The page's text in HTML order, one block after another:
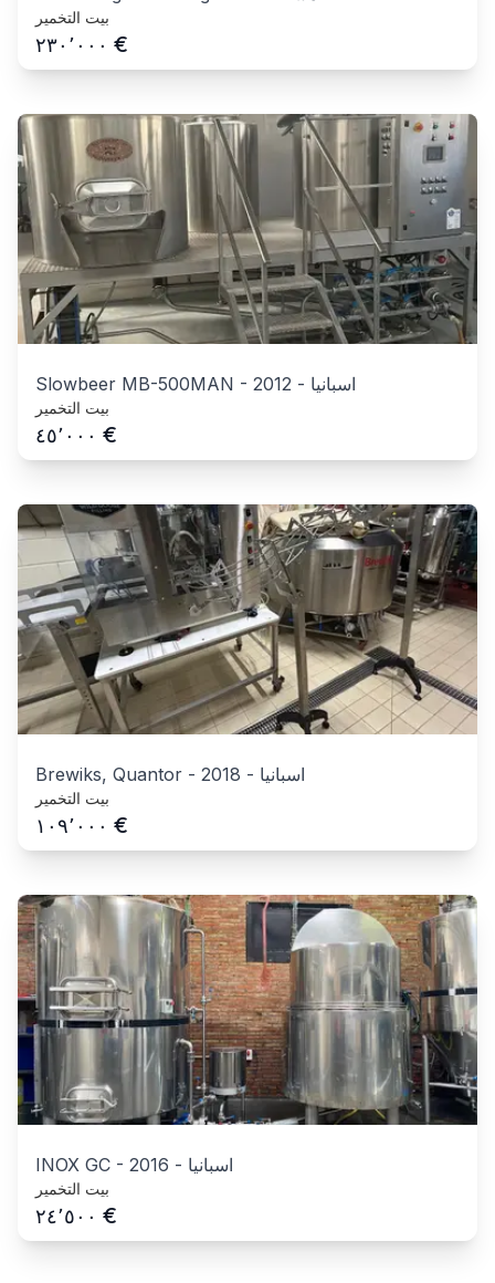
بيت التخمير
٢٣٠٬٠٠٠ €
Slowbeer MB-500MAN - 2012 - اسبانيا
بيت التخمير
٤٥٬٠٠٠ €
Brewiks, Quantor - 2018 - اسبانيا
بيت التخمير
١٠٩٬٠٠٠ €
INOX GC - 2016 - اسبانيا
بيت التخمير
٢٤٬٥٠٠ €